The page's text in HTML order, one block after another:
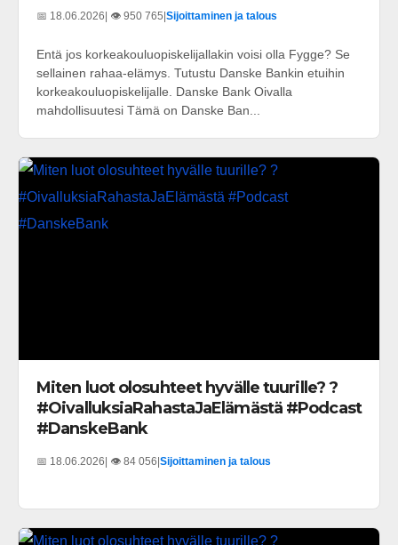
📅 18.06.2026| 👁️ 950 765|Sijoittaminen ja talous
Entä jos korkeakouluopiskelijallakin voisi olla Fygge? Se
sellainen rahaa-elämys. Tutustu Danske Bankin etuihin
korkeakouluopiskelijalle. Danske Bank Oivalla
mahdollisuutesi Tämä on Danske Ban...
Miten luot olosuhteet hyvälle tuurille? ?
#OivalluksiaRahastaJaElämästä #Podcast
#DanskeBank
📅 18.06.2026 | 👁️ 84 056 Sijoittaminen ja talous